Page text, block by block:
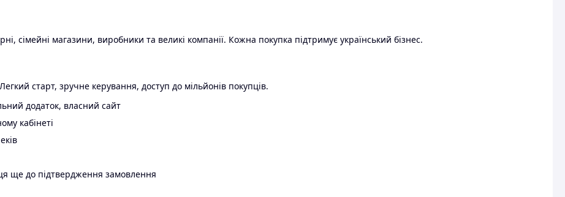
сімейні магазини, виробники та великі компанії. Кожна покупка підтримує український бізнес.
старт, зручне керування, доступ до мільйонів покупців.
додаток, власний сайт
кабінеті
ще до підтвердження замовлення